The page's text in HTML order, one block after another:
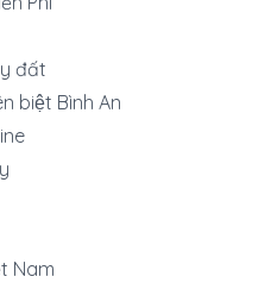
đất
biệt Bình An
Nam